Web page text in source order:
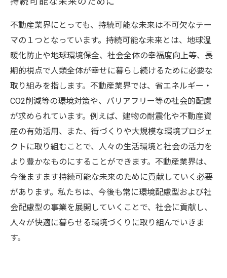
不動産業界にとっても、持続可能な未来は不可欠なテー
マの１つとなっています。持続可能な未来とは、地球温
暖化防止や地球環境保全、社会全体の幸福度向上等、長
期的視点で人類全体が幸せに暮らし続けるために必要な
取り組みを指します。不動産業界では、省エネルギー・
CO2削減等の環境対策や、バリアフリー等の社会的配慮
が求められています。例えば、建物の耐震化や不動産資
産の有効活用、また、街づくりや大規模な環境プロジェ
クトに取り組むことで、人々の生活環境と社会の活力を
より豊かなものにすることができます。不動産業界は、
今後ますます持続可能な未来のために貢献していく必要
があります。私たちは、今後も常に環境配慮型および社
会配慮型の事業を展開していくことで、社会に貢献し、
人々が快適に暮らせる環境づくりに取り組んでいきま
す。